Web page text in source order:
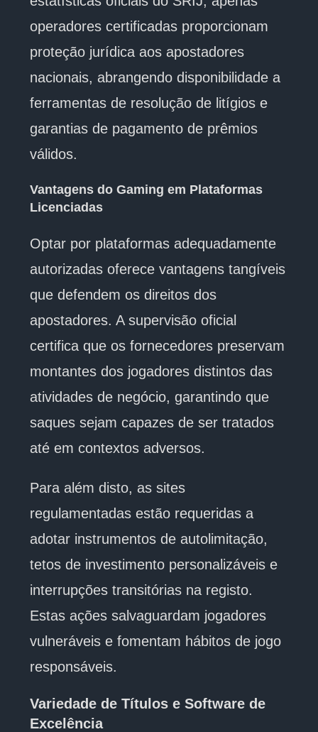
operadores certificadas proporcionam
proteção jurídica aos apostadores
nacionais, abrangendo disponibilidade a
ferramentas de resolução de litígios e
garantias de pagamento de prêmios
válidos.
Vantagens do Gaming em Plataformas
Licenciadas
Optar por plataformas adequadamente
autorizadas oferece vantagens tangíveis
que defendem os direitos dos
apostadores. A supervisão oficial
certifica que os fornecedores preservam
montantes dos jogadores distintos das
atividades de negócio, garantindo que
saques sejam capazes de ser tratados
até em contextos adversos.
Para além disto, as sites
regulamentadas estão requeridas a
adotar instrumentos de autolimitação,
tetos de investimento personalizáveis e
interrupções transitórias na registo.
Estas ações salvaguardam jogadores
vulneráveis e fomentam hábitos de jogo
responsáveis.
Variedade de Títulos e Software de
Excelência